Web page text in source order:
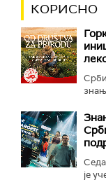
КОРИСНО
је